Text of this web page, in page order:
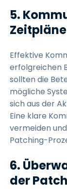
5.
Effektive
erfolgreichen
sollten die
mögliche
sich aus der
Eine klare
vermeiden
Patching-
6.
der